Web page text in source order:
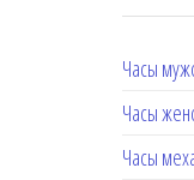
Часы
Часы
Часы